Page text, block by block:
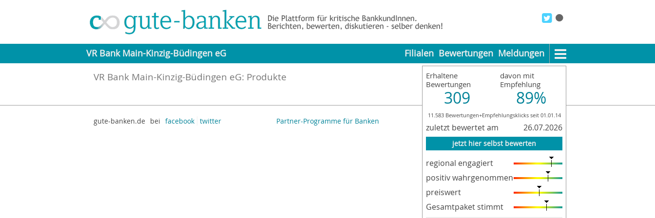
VR Bank Main-Kinzig-Büdingen eG Filialen Bewertungen Meldungen
Erhaltene
Bewertungen
309
davon mit
Empfehlung
89%
11.583 Bewertungen+Empfehlungsklicks seit 01.01.14
zuletzt bewertet am 26.07.2026
jetzt hier selbst bewerten
regional engagiert
positiv wahrgenommen
preiswert
Gesamtpaket stimmt
VR Bank Main-Kinzig-Büdingen eG: Produkte
Datenschutzerklärung
gute-banken.de bei facebook twitter Partner-Programme für Banken